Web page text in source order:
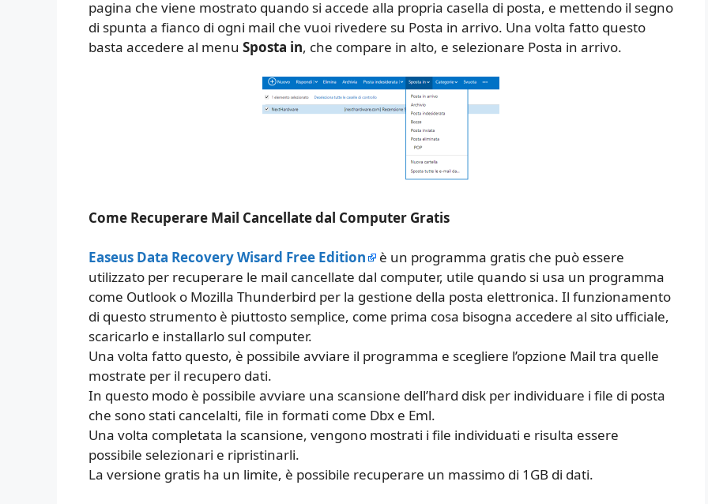
pagina che viene mostrato quando si accede alla propria casella di posta, e mettendo il segno
di spunta a fianco di ogni mail che vuoi rivedere su Posta in arrivo. Una volta fatto questo
basta accedere al menu Sposta in, che compare in alto, e selezionare Posta in arrivo.
Come Recuperare Mail Cancellate dal Computer Gratis
Easeus Data Recovery Wisard Free Edition
è un programma gratis che può essere
utilizzato per recuperare le mail cancellate dal computer, utile quando si usa un programma
come Outlook o Mozilla Thunderbird per la gestione della posta elettronica. Il funzionamento
di questo strumento è piuttosto semplice, come prima cosa bisogna accedere al sito ufficiale,
scaricarlo e installarlo sul computer.
Una volta fatto questo, è possibile avviare il programma e scegliere l’opzione Mail tra quelle
mostrate per il recupero dati.
In questo modo è possibile avviare una scansione dell’hard disk per individuare i file di posta
che sono stati cancelalti, file in formati come Dbx e Eml.
Una volta completata la scansione, vengono mostrati i file individuati e risulta essere
possibile selezionari e ripristinarli.
La versione gratis ha un limite, è possibile recuperare un massimo di 1GB di dati.